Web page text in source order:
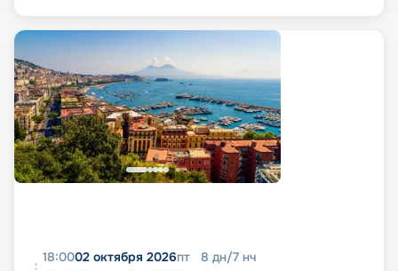
18:0002 октября 2026пт 8 дн/7 нч